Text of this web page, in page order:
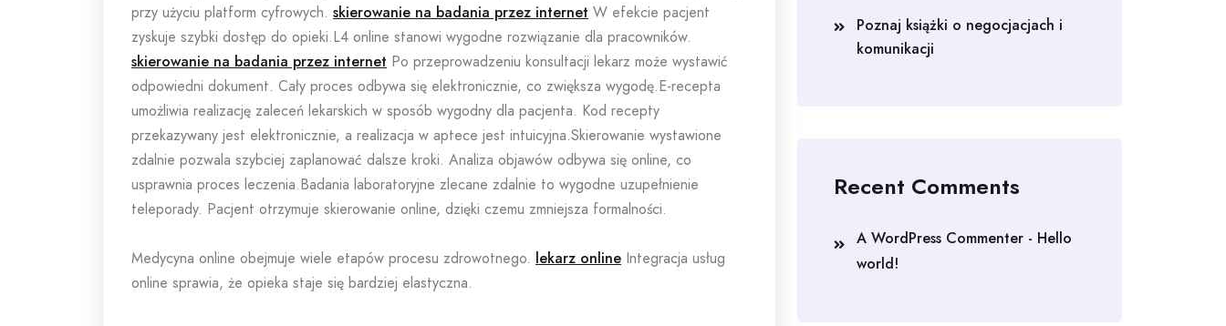
przy użyciu platform cyfrowych. skierowanie na badania przez internet W efekcie pacjent
zyskuje szybki dostęp do opieki.L4 online stanowi wygodne rozwiązanie dla pracowników.
skierowanie na badania przez internet Po przeprowadzeniu konsultacji lekarz może wystawić
odpowiedni dokument. Cały proces odbywa się elektronicznie, co zwiększa wygodę.E-recepta
umożliwia realizację zaleceń lekarskich w sposób wygodny dla pacjenta. Kod recepty
przekazywany jest elektronicznie, a realizacja w aptece jest intuicyjna.Skierowanie wystawione
zdalnie pozwala szybciej zaplanować dalsze kroki. Analiza objawów odbywa się online, co
usprawnia proces leczenia.Badania laboratoryjne zlecane zdalnie to wygodne uzupełnienie
teleporady. Pacjent otrzymuje skierowanie online, dzięki czemu zmniejsza formalności.
Medycyna online obejmuje wiele etapów procesu zdrowotnego. lekarz online Integracja usług
online sprawia, że opieka staje się bardziej elastyczna.
Poznaj książki o negocjacjach i
komunikacji
Recent Comments
A WordPress Commenter - Hello
world!